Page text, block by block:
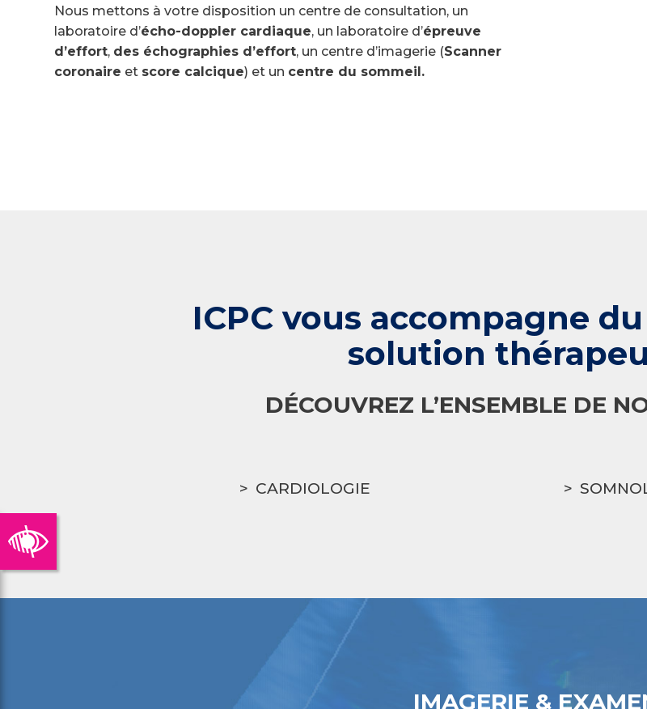
Nous mettons à votre disposition un centre de consultation, un
laboratoire d’écho-doppler cardiaque, un laboratoire d’épreuve
d’effort, des échographies d’effort, un centre d’imagerie (Scanner
coronaire et score calcique) et un centre du sommeil.
ICPC vous accompagne
solution
DÉCOUVREZ L’ENSEMBLE DE
CARDIOLOGIE
IMAGERIE &